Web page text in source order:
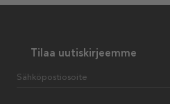
Tilaa uutiskirjeemme
Sähköpostiosoite